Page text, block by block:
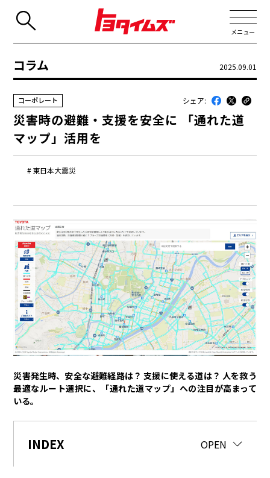
メニュー
最近のトヨタ
連載
トヨタイムズニュース
トヨタイムズビジネス
トヨタイムズスポーツ
トヨタイムズPodcast
SDGs
経営
スポーツ
クルマ
コラム 2025.09.01
東日本大震災
コーポレート シェア:
災害時の避難・支援を安全に 「通れた道
マップ」活用を
災害発生時、安全な避難経路は？ 支援に使える道は？ 人を救う
最適なルート選択に、「通れた道マップ」への注目が高まって
いる。
INDEX OPEN
CLOSE